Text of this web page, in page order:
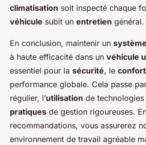
climatisation soit inspecté chaque
véhicule subit un entretien général.
En conclusion, maintenir un
à haute efficacité dans un véhicule
essentiel pour la sécurité, le confort
performance globale. Cela passe
régulier, l’utilisation de
pratiques de gestion rigoureuses.
recommandations, vous assurerez
environnement de travail agréable